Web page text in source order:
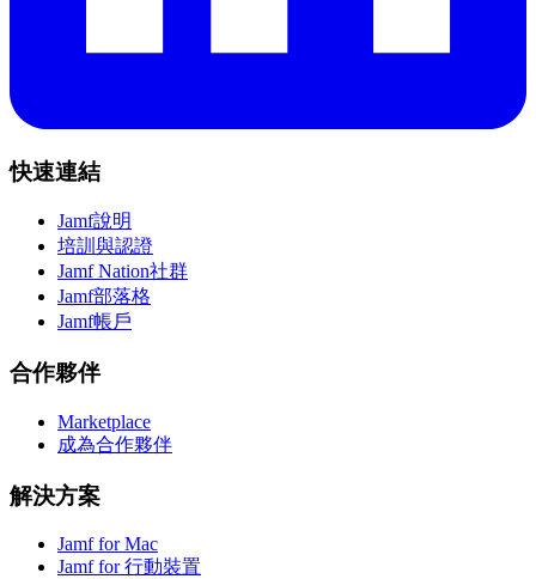
快速連結
Jamf說明
培訓與認證
Jamf Nation社群
Jamf部落格
Jamf帳戶
合作夥伴
Marketplace
成為合作夥伴
解決方案
Jamf for Mac
Jamf for 行動裝置